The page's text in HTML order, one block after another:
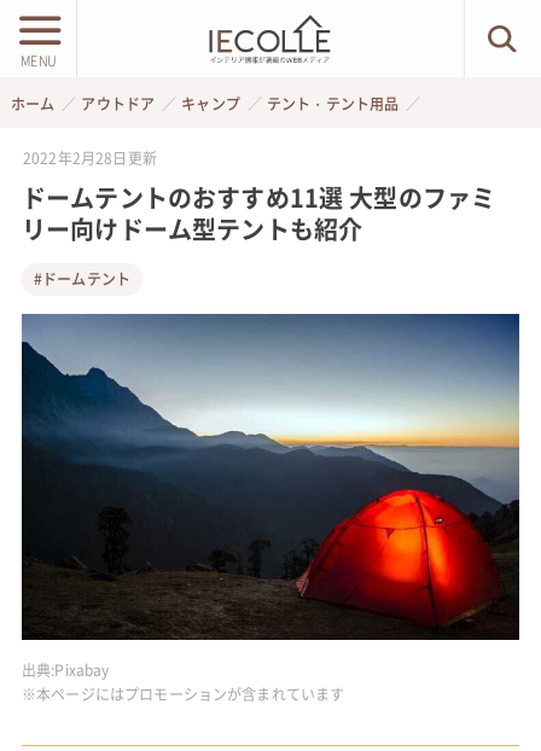
MENU
ホーム アウトドア キャンプ テント・テント用品
2022年2月28日 更新
ドームテントのおすすめ11選 大型のファミ
リー向けドーム型テントも紹介
#ドームテント
出典:Pixabay
※本ページにはプロモーションが含まれています